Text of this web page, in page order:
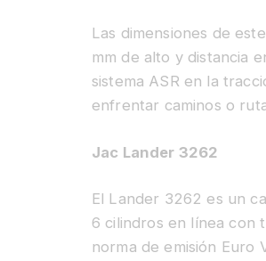
Las dimensiones de
mm de alto y distancia
sistema ASR en la
enfrentar caminos o
Jac Lander 3262
El Lander 3262 es un
6 cilindros en línea con
norma de emisión Euro